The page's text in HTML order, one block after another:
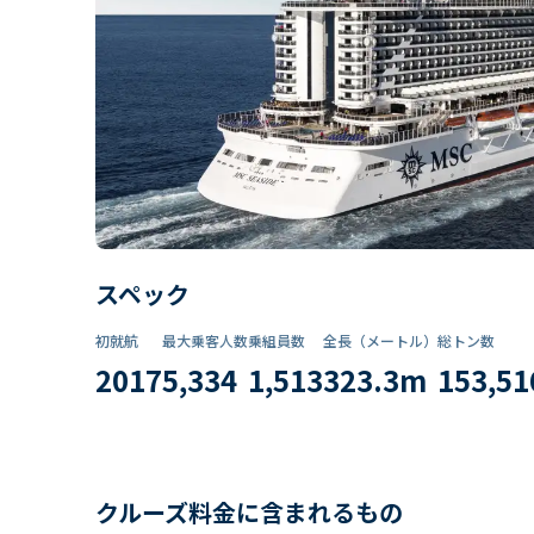
スペック
初就航
2017
最大乗客人数
5,334
乗組員数​
1,513
全長（メートル）
323.3m
総トン数​
クルーズ料金に含まれるもの